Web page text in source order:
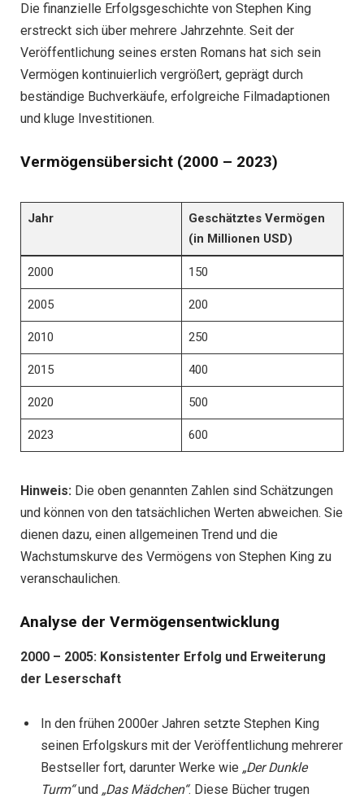
Die finanzielle Erfolgsgeschichte von Stephen King
erstreckt sich über mehrere Jahrzehnte. Seit der
Veröffentlichung seines ersten Romans hat sich sein
Vermögen kontinuierlich vergrößert, geprägt durch
beständige Buchverkäufe, erfolgreiche Filmadaptionen
und kluge Investitionen.
Vermögensübersicht (2000 – 2023)
Jahr
Geschätztes Vermögen
(in Millionen USD)
2000 150
2005 200
2010 250
2015 400
2020 500
2023 600
Hinweis: Die oben genannten Zahlen sind Schätzungen
und können von den tatsächlichen Werten abweichen. Sie
dienen dazu, einen allgemeinen Trend und die
Wachstumskurve des Vermögens von Stephen King zu
veranschaulichen.
Analyse der Vermögensentwicklung
2000 – 2005: Konsistenter Erfolg und Erweiterung
der Leserschaft
In den frühen 2000er Jahren setzte Stephen King
seinen Erfolgskurs mit der Veröffentlichung mehrerer
Bestseller fort, darunter Werke wie „Der Dunkle
Turm“und „Das Mädchen“. Diese Bücher trugen